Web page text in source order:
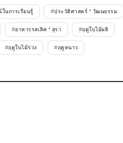
นการเรียนรู้ #ประวัติศาสตร์ * วัฒนธรรม
#อาหารรสเลิศ * สุรา #ฤดูใบไม้ผลิ
#ฤดูใบไม้ร่วง #ฤดูหนาว